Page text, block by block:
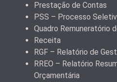
Prestação de Contas
PSS – Processo
Quadro Remuneratório
Receita
RGF – Relatório de
RREO – Relatório
Orçamentária